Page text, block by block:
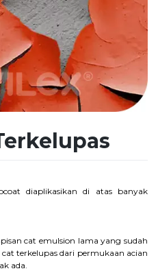
diaplikasikan di atas banyak
cat emulsion lama yang sudah
terkelupas dari permukaan acian
ada.